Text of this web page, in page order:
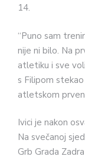
14.
“Puno sam
nije ni bilo. Na
atletiku i sve
s Filipom
atletskom
Ivici je nakon
Na svečanoj
Grb Grada